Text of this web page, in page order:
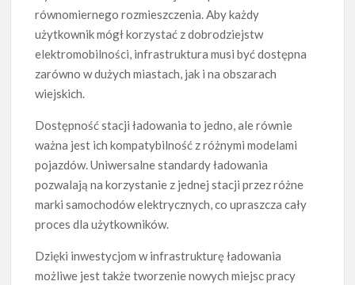
równomiernego rozmieszczenia. Aby każdy
użytkownik mógł korzystać z dobrodziejstw
elektromobilności, infrastruktura musi być dostępna
zarówno w dużych miastach, jak i na obszarach
wiejskich.
Dostępność stacji ładowania to jedno, ale równie
ważna jest ich kompatybilność z różnymi modelami
pojazdów. Uniwersalne standardy ładowania
pozwalają na korzystanie z jednej stacji przez różne
marki samochodów elektrycznych, co upraszcza cały
proces dla użytkowników.
Dzięki inwestycjom w infrastrukturę ładowania
możliwe jest także tworzenie nowych miejsc pracy